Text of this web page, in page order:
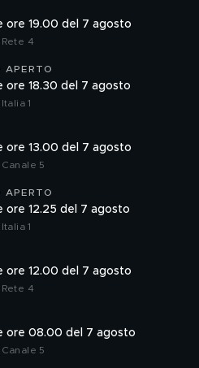
ore 19.00 del 7 agosto
4
APERTO
ore 18.30 del 7 agosto
1
ore 13.00 del 7 agosto
5
APERTO
ore 12.25 del 7 agosto
1
ore 12.00 del 7 agosto
4
ore 08.00 del 7 agosto
5